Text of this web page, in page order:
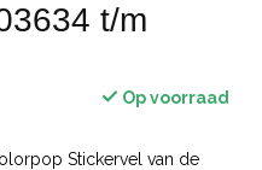
t/m
Op voorraad
Stickervel van de